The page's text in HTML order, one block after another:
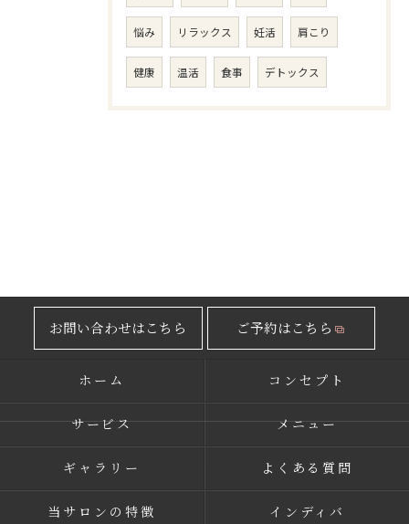
悩み リラックス 妊活 肩こり
健康 温活 食事 デトックス
お問い合わせはこちら ご予約はこちら
ホーム コンセプト
サービス メニュー
ギャラリー よくある質問
当サロンの特徴 インディバ